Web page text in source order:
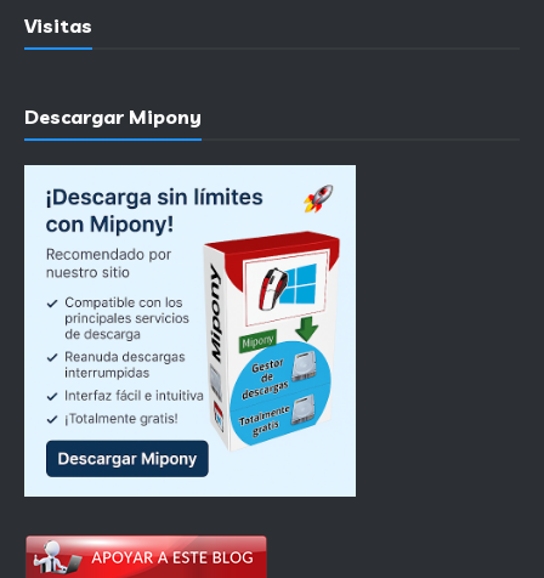
Visitas
Descargar Mipony